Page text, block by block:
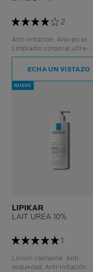
2
Anti-irritación. Anti-picor.
Limpiador corporal ultra-
suave. Rostro y cuerpo.
ECHA UN VISTAZO
NUEVO
LIPIKAR
LAIT UREA 10%
1
Loción calmante. Anti-
sequedad. Anti-irritación.